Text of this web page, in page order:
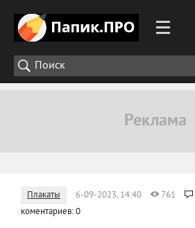
Плакаты 6-09-2023, 14:40 761
коментариев: 0